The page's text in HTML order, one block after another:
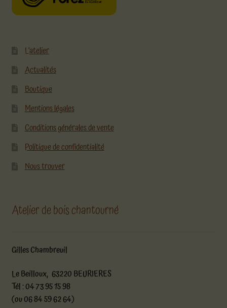
L’atelier
Actualités
Boutique
Mentions légales
Conditions générales de vente
Politique de confidentialité
Nous trouver
Atelier de bois chantourné
Gilles Chambreuil
Le Beilloux, 63220 BEURIERES
Tél : 04 73 95 15 98
(ou 06 84 59 62 64)